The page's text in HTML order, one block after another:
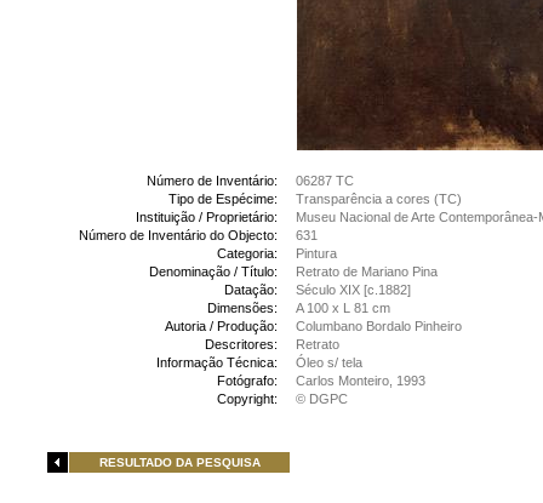
Número de Inventário:
06287 TC
Tipo de Espécime:
Transparência a cores (TC)
Instituição / Proprietário:
Museu Nacional de Arte Contemporânea-
Número de Inventário do Objecto:
631
Categoria:
Pintura
Denominação / Título:
Retrato de Mariano Pina
Datação:
Século XIX [c.1882]
Dimensões:
A 100 x L 81 cm
Autoria / Produção:
Columbano Bordalo Pinheiro
Descritores:
Retrato
Informação Técnica:
Óleo s/ tela
Fotógrafo:
Carlos Monteiro, 1993
Copyright:
© DGPC
RESULTADO DA PESQUISA